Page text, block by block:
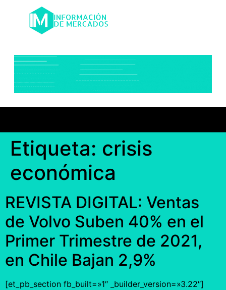
Etiqueta: crisis
económica
REVISTA DIGITAL: Ventas
de Volvo Suben 40% en el
Primer Trimestre de 2021,
en Chile Bajan 2,9%
[et_pb_section fb_built=»1″ _builder_version=»3.22″]